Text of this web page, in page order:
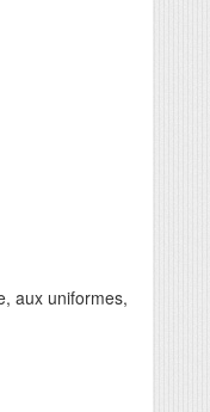
aux uniformes,